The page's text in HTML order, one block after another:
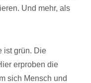
Und mehr, als
ist grün. Die
erproben die
sich Mensch und